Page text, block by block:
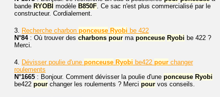
bande RYOBI modèle B850F. Ce sac n'est plus commercialisé par le
constructeur. Cordialement.
3. Recherche charbon ponceuse Ryobi be 422
N°84: Où trouver des charbons pour ma ponceuse Ryobi be 422 ?
Merci.
4. Dévisser poulie d'une ponceuse Ryobi be422 pour changer
roulements
N°1665 : Bonjour. Comment dévisser la poulie d'une ponceuse Ryobi
be422 pour changer les roulements ? Merci pour vos conseils.